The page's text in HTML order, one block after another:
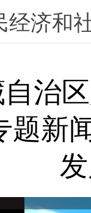
经济和
治
题新